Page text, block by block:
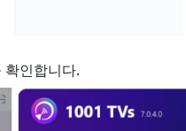
확인합니다.